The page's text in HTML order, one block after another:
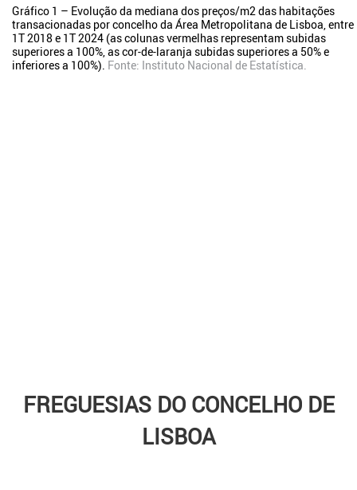
Gráfico 1 – Evolução da mediana dos preços/m2 das habitações
transacionadas por concelho da Área Metropolitana de Lisboa, entre
1T 2018 e 1T 2024 (as colunas vermelhas representam subidas
superiores a 100%, as cor-de-laranja subidas superiores a 50% e
inferiores a 100%). Fonte: Instituto Nacional de Estatística
FREGUESIAS DO CONCELHO DE
LISBOA